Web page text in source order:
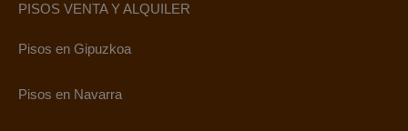
PISOS VENTA Y ALQUILER
Pisos en Gipuzkoa
Pisos en Navarra